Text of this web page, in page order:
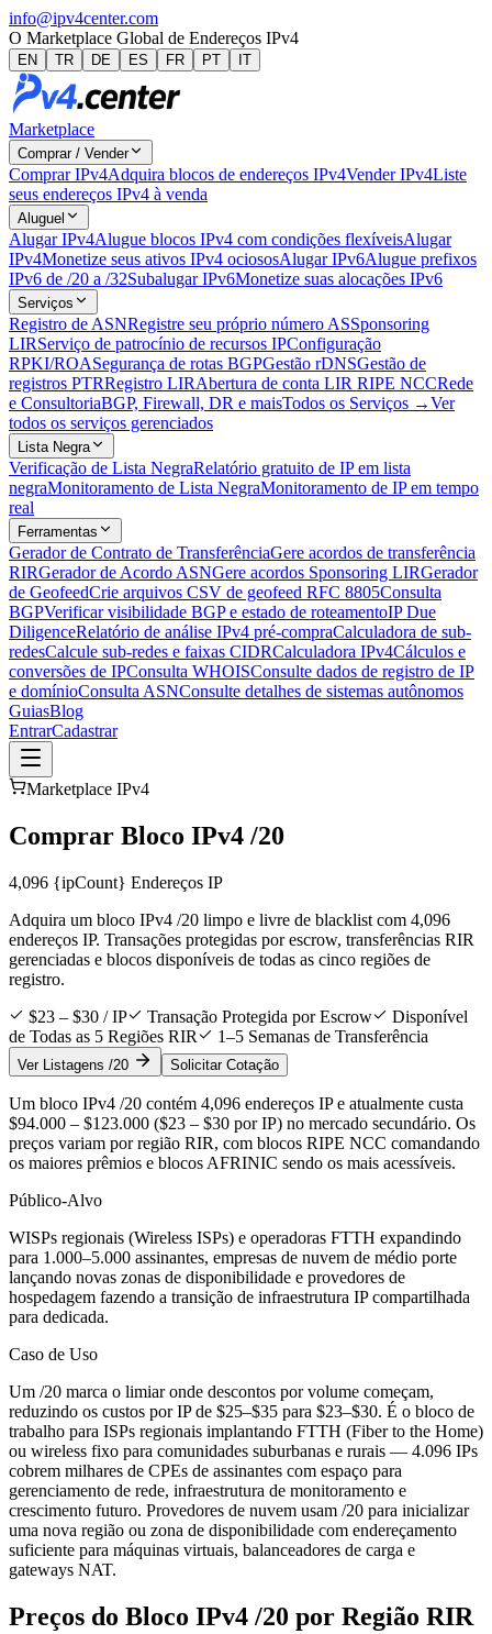
info@ipv4center.com
O Marketplace Global de Endereços IPv4
EN TR DE ES FR PT IT
Marketplace
Comprar / Vender
Comprar IPv4Adquira blocos de endereços IPv4Vender IPv4Liste
seus endereços IPv4 à venda
Aluguel
Alugar IPv4Alugue blocos IPv4 com condições flexíveisAlugar
IPv4Monetize seus ativos IPv4 ociososAlugar IPv6Alugue prefixos
IPv6 de /20 a /32Subalugar IPv6Monetize suas alocações IPv6
Serviços
Registro de ASNRegistre seu próprio número ASSponsoring
LIRServiço de patrocínio de recursos IPConfiguração
RPKI/ROASegurança de rotas BGPGestão rDNSGestão de
registros PTRRegistro LIRAbertura de conta LIR RIPE NCCRede
e ConsultoriaBGP, Firewall, DR e maisTodos os Serviços →Ver
todos os serviços gerenciados
Lista Negra
Verificação de Lista NegraRelatório gratuito de IP em lista
negraMonitoramento de Lista NegraMonitoramento de IP em tempo
real
Ferramentas
Gerador de Contrato de TransferênciaGere acordos de transferência
RIRGerador de Acordo ASNGere acordos Sponsoring LIRGerador
de GeofeedCrie arquivos CSV de geofeed RFC 8805Consulta
BGPVerificar visibilidade BGP e estado de roteamentoIP Due
DiligenceRelatório de análise IPv4 pré-compraCalculadora de sub-
redesCalcule sub-redes e faixas CIDRCalculadora IPv4Cálculos e
conversões de IPConsulta WHOISConsulte dados de registro de IP
e domínioConsulta ASNConsulte detalhes de sistemas autônomos
GuiasBlog
EntrarCadastrar
Marketplace IPv4
Comprar Bloco IPv4 /20
4,096 {ipCount} Endereços IP
Adquira um bloco IPv4 /20 limpo e livre de blacklist com 4,096
endereços IP. Transações protegidas por escrow, transferências RIR
gerenciadas e blocos disponíveis de todas as cinco regiões de
registro.
$23 – $30 / IP
Transação Protegida por Escrow
Disponível
de Todas as 5 Regiões RIR
1–5 Semanas de Transferência
Ver Listagens /20 Solicitar Cotação
Um bloco IPv4 /20 contém 4,096 endereços IP e atualmente custa
$94.000 – $123.000 ($23 – $30 por IP) no mercado secundário. Os
preços variam por região RIR, com blocos RIPE NCC comandando
os maiores prêmios e blocos AFRINIC sendo os mais acessíveis.
Público-Alvo
WISPs regionais (Wireless ISPs) e operadoras FTTH expandindo
para 1.000–5.000 assinantes, empresas de nuvem de médio porte
lançando novas zonas de disponibilidade e provedores de
hospedagem fazendo a transição de infraestrutura IP compartilhada
para dedicada.
Caso de Uso
Um /20 marca o limiar onde descontos por volume começam,
reduzindo os custos por IP de $25–$35 para $23–$30. É o bloco de
trabalho para ISPs regionais implantando FTTH (Fiber to the Home)
ou wireless fixo para comunidades suburbanas e rurais — 4.096 IPs
cobrem milhares de CPEs de assinantes com espaço para
gerenciamento de rede, infraestrutura de monitoramento e
crescimento futuro. Provedores de nuvem usam /20 para inicializar
uma nova região ou zona de disponibilidade com endereçamento
suficiente para máquinas virtuais, balanceadores de carga e
gateways NAT.
Preços do Bloco IPv4 /20 por Região RIR